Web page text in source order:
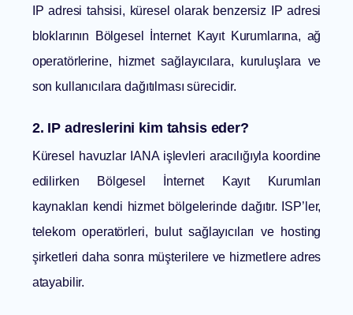
IP adresi tahsisi, küresel olarak benzersiz IP adresi
bloklarının Bölgesel İnternet Kayıt Kurumlarına, ağ
operatörlerine, hizmet sağlayıcılara, kuruluşlara ve
son kullanıcılara dağıtılması sürecidir.
2. IP adreslerini kim tahsis eder?
Küresel havuzlar IANA işlevleri aracılığıyla koordine
edilirken Bölgesel İnternet Kayıt Kurumları
kaynakları kendi hizmet bölgelerinde dağıtır. ISP’ler,
telekom operatörleri, bulut sağlayıcıları ve hosting
şirketleri daha sonra müşterilere ve hizmetlere adres
atayabilir.